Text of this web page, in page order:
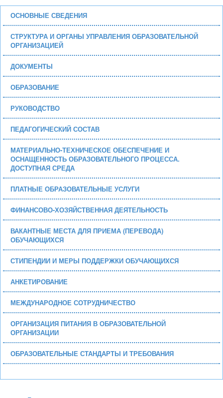
ОСНОВНЫЕ СВЕДЕНИЯ
СТРУКТУРА И ОРГАНЫ УПРАВЛЕНИЯ ОБРАЗОВАТЕЛЬНОЙ
ОРГАНИЗАЦИЕЙ
ДОКУМЕНТЫ
ОБРАЗОВАНИЕ
РУКОВОДСТВО
ПЕДАГОГИЧЕСКИЙ СОСТАВ
МАТЕРИАЛЬНО-ТЕХНИЧЕСКОЕ ОБЕСПЕЧЕНИЕ И
ОСНАЩЕННОСТЬ ОБРАЗОВАТЕЛЬНОГО ПРОЦЕССА.
ДОСТУПНАЯ СРЕДА
ПЛАТНЫЕ ОБРАЗОВАТЕЛЬНЫЕ УСЛУГИ
ФИНАНСОВО-ХОЗЯЙСТВЕННАЯ ДЕЯТЕЛЬНОСТЬ
ВАКАНТНЫЕ МЕСТА ДЛЯ ПРИЕМА (ПЕРЕВОДА)
ОБУЧАЮЩИХСЯ
СТИПЕНДИИ И МЕРЫ ПОДДЕРЖКИ ОБУЧАЮЩИХСЯ
АНКЕТИРОВАНИЕ
МЕЖДУНАРОДНОЕ СОТРУДНИЧЕСТВО
ОРГАНИЗАЦИЯ ПИТАНИЯ В ОБРАЗОВАТЕЛЬНОЙ
ОРГАНИЗАЦИИ
ОБРАЗОВАТЕЛЬНЫЕ СТАНДАРТЫ И ТРЕБОВАНИЯ